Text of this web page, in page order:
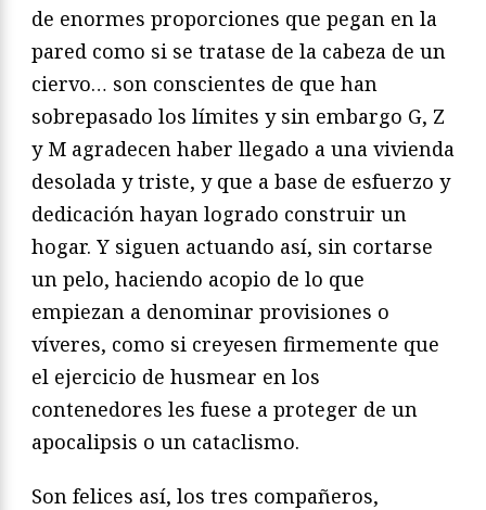
de enormes proporciones que pegan en la
pared como si se tratase de la cabeza de un
ciervo… son conscientes de que han
sobrepasado los límites y sin embargo G, Z
y M agradecen haber llegado a una vivienda
desolada y triste, y que a base de esfuerzo y
dedicación hayan logrado construir un
hogar. Y siguen actuando así, sin cortarse
un pelo, haciendo acopio de lo que
empiezan a denominar provisiones o
víveres, como si creyesen firmemente que
el ejercicio de husmear en los
contenedores les fuese a proteger de un
apocalipsis o un cataclismo.
Son felices así, los tres compañeros,